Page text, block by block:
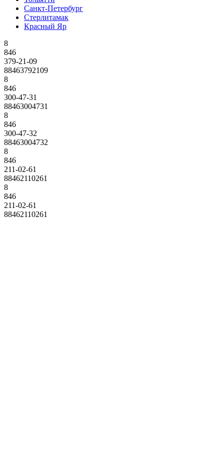
Санкт-Петербург
Стерлитамак
Красный Яр
8
846
379-21-09
88463792109
8
846
300-47-31
88463004731
8
846
300-47-32
88463004732
8
846
211-02-61
88462110261
8
846
211-02-61
88462110261